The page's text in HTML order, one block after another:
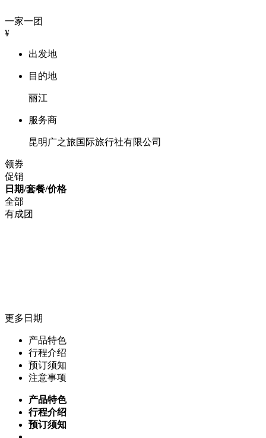
一家一团
¥
出发地
目的地
丽江
服务商
昆明广之旅国际旅行社有限公司
领券
促销
日期/套餐/价格
全部
有成团
更多日期
产品特色
行程介绍
预订须知
注意事项
产品特色
行程介绍
预订须知